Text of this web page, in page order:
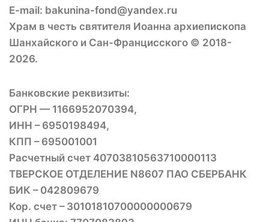
E-mail: bakunina-fond@yandex.ru
Храм в честь святителя Иоанна архиепископа
Шанхайского и Сан-Францисского © 2018-
2026.
Банковские реквизиты:
ОГРН — 1166952070394,
ИНН – 6950198494,
КПП – 695001001
Расчетный счет 40703810563710000113
ТВЕРСКОЕ ОТДЕЛЕНИЕ N8607 ПАО СБЕРБАНК
БИК – 042809679
Кор. счет – 30101810700000000679